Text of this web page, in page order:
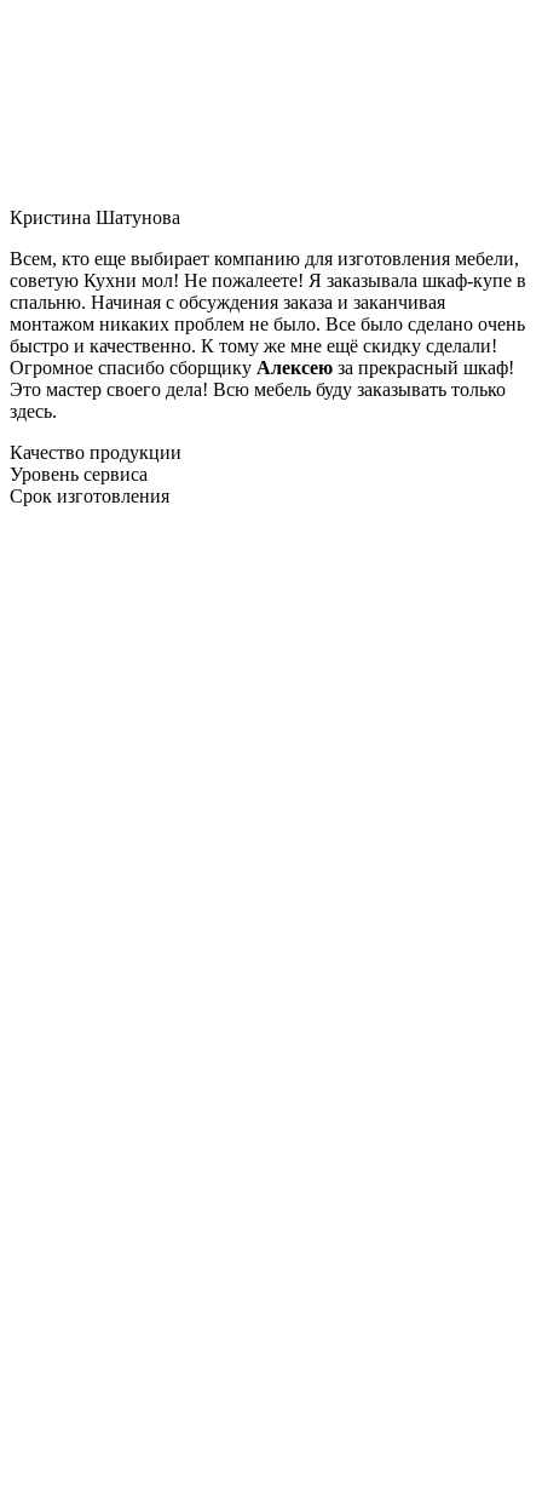
Кристина Шатунова
Всем, кто еще выбирает компанию для изготовления мебели,
советую Кухни мол! Не пожалеете! Я заказывала шкаф-купе в
спальню. Начиная с обсуждения заказа и заканчивая
монтажом никаких проблем не было. Все было сделано очень
быстро и качественно. К тому же мне ещё скидку сделали!
Огромное спасибо сборщику Алексею за прекрасный шкаф!
Это мастер своего дела! Всю мебель буду заказывать только
здесь.
Качество продукции
Уровень сервиса
Срок изготовления